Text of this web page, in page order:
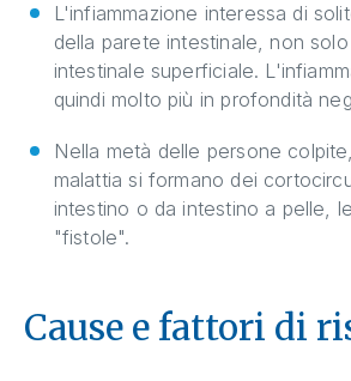
L'infiammazione interessa di
della parete intestinale, non
intestinale superficiale.
quindi molto più in profondità
Nella metà delle persone
malattia si formano dei
intestino o da intestino a pelle,
"fistole".
Cause e fattori di